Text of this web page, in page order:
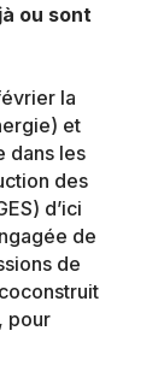
ou sont
la
et
dans les
des
d’ici
de
de
pour